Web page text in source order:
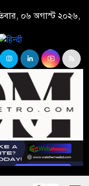
০৬ অগাস্ট ২০২৬,